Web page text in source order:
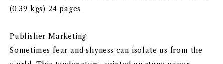
(0.39 kgs) 24 pages
Publisher Marketing:
Sometimes fear and shyness can isolate us from the